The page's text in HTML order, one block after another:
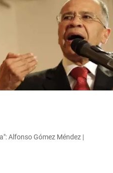
Alfonso Gómez Méndez |